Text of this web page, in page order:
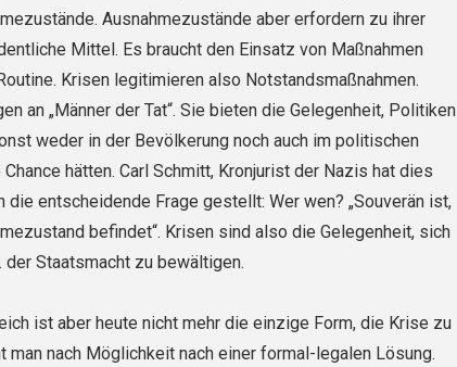
Ausnahmezustände aber erfordern zu ihrer
Mittel. Es braucht den Einsatz von Maßnahmen
Krisen legitimieren also Notstandsmaßnahmen.
an „Männer der Tat“. Sie bieten die Gelegen­heit, Politiken
weder in der Bevölkerung noch auch im politischen
hätten. Carl Schmitt, Kronjurist der Nazis hat dies
entscheidende Frage gestellt: Wer wen? „Souverän ist,
befindet“. Krisen sind also die Gelegenheit, sich
der Staats­macht zu bewältigen.
ist aber heute nicht mehr die einzige Form, die Krise zu
man nach Möglichkeit nach einer formal-legalen Lösung.